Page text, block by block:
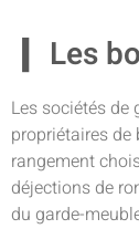
Les
Les sociétés
propriétaires de
rangement
déjections de
du garde-